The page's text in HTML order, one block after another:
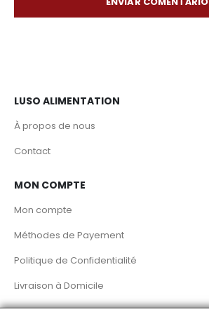
LUSO ALIMENTATION
À propos de nous
Contact
MON COMPTE
Mon compte
Méthodes de Payement
Politique de Confidentialité
Livraison à Domicile